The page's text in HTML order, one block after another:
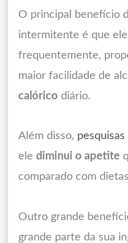
O principal benefício
intermitente é que
frequentemente,
maior facilidade de
calórico diário.
Além disso, pesquisas
ele diminui o apetite
comparado com
Outro grande
grande parte da sua